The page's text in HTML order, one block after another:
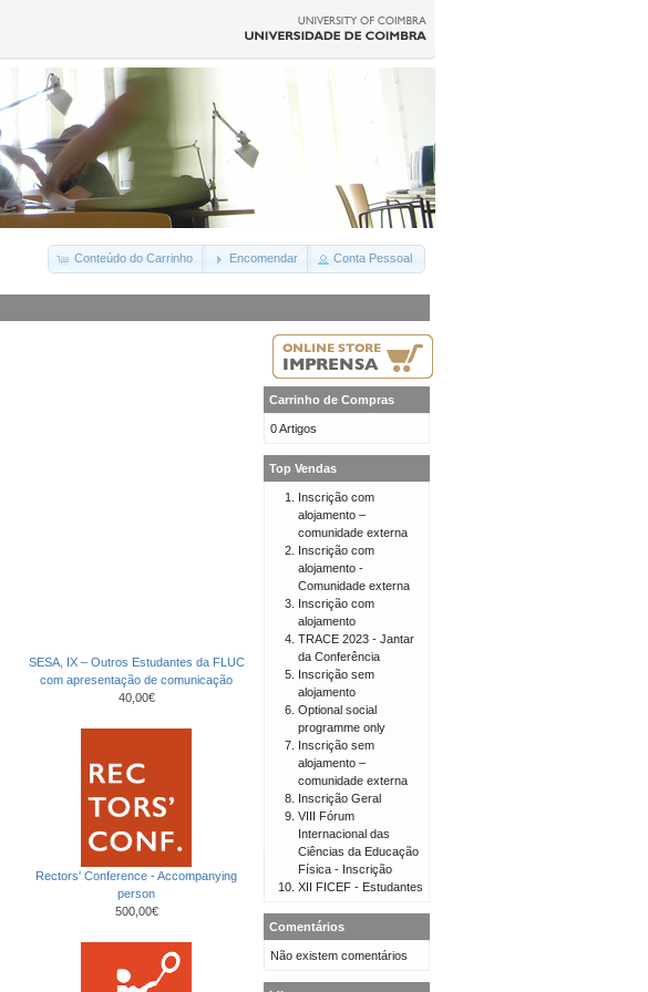
Conteúdo do Carrinho Encomendar Conta Pessoal
SESA, IX – Outros Estudantes da FLUC
com apresentação de comunicação
40,00€
Rectors' Conference - Accompanying
person
500,00€
Carrinho de Compras
0 Artigos
Top Vendas
Inscrição com
alojamento –
comunidade externa
Inscrição com
alojamento -
Comunidade externa
Inscrição com
alojamento
TRACE 2023 - Jantar
da Conferência
Inscrição sem
alojamento
Optional social
programme only
Inscrição sem
alojamento –
comunidade externa
Inscrição Geral
VIII Fórum
Internacional das
Ciências da Educação
Física - Inscrição
XII FICEF - Estudantes
Comentários
Não existem comentários